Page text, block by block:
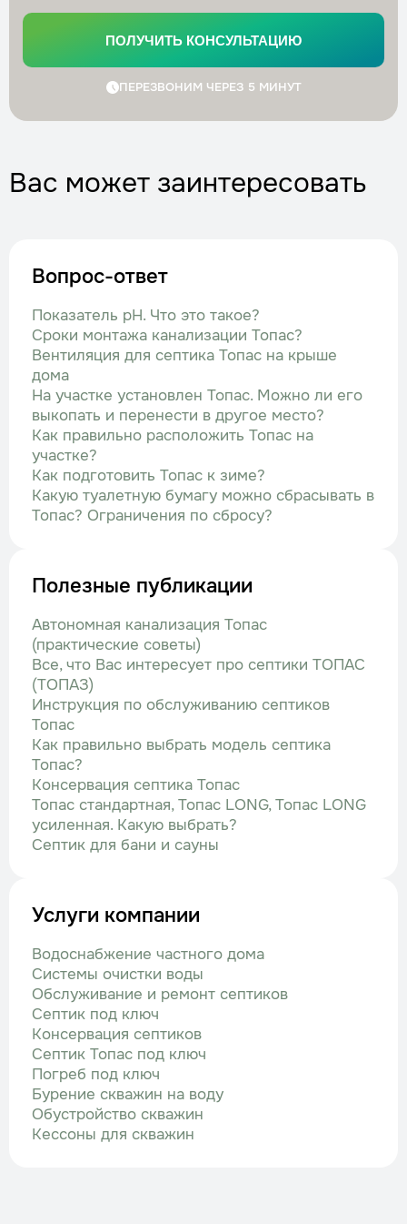
ПОЛУЧИТЬ КОНСУЛЬТАЦИЮ
ПЕРЕЗВОНИМ ЧЕРЕЗ 5 МИНУТ
Вас может заинтересовать
Вопрос-ответ
Показатель рН. Что это такое?
Сроки монтажа канализации Топас?
Вентиляция для септика Топас на крыше
дома
На участке установлен Топас. Можно ли его
выкопать и перенести в другое место?
Как правильно расположить Топас на
участке?
Как подготовить Топас к зиме?
Какую туалетную бумагу можно сбрасывать в
Топас? Ограничения по сбросу?
Полезные публикации
Автономная канализация Топас
(практические советы)
Все, что Вас интересует про септики ТОПАС
(ТОПАЗ)
Инструкция по обслуживанию септиков
Топас
Как правильно выбрать модель септика
Топас?
Консервация септика Топас
Топас стандартная, Топас LONG, Топас LONG
усиленная. Какую выбрать?
Септик для бани и сауны
Услуги компании
Водоснабжение частного дома
Системы очистки воды
Обслуживание и ремонт септиков
Септик под ключ
Консервация септиков
Септик Топас под ключ
Погреб под ключ
Бурение скважин на воду
Обустройство скважин
Кессоны для скважин